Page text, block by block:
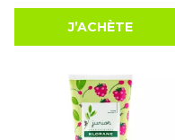
J’ACHÈTE